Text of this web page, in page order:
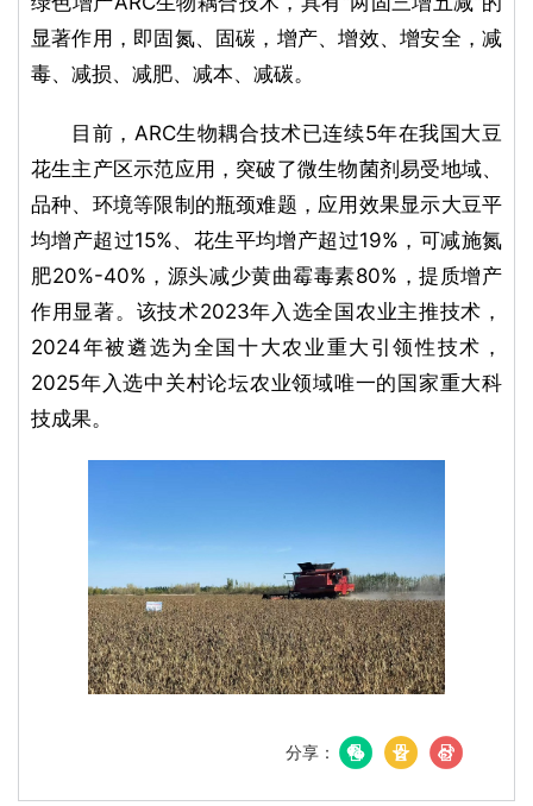
显著作用，即固氮、固碳，增产、增效、增安全，减
毒、减损、减肥、减本、减碳。
目前，ARC生物耦合技术已连续5年在我国大豆
花生主产区示范应用，突破了微生物菌剂易受地域、
品种、环境等限制的瓶颈难题，应用效果显示大豆平
均增产超过15%、花生平均增产超过19%，可减施氮
肥20%-40%，源头减少黄曲霉毒素80%，提质增产
作用显著。该技术2023年入选全国农业主推技术，
2024年被遴选为全国十大农业重大引领性技术，
2025年入选中关村论坛农业领域唯一的国家重大科
技成果。
分享：